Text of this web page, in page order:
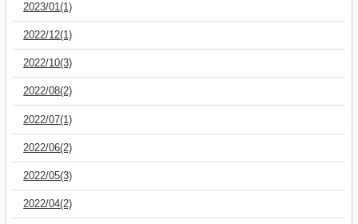
2023/01(1)
2022/12(1)
2022/10(3)
2022/08(2)
2022/07(1)
2022/06(2)
2022/05(3)
2022/04(2)